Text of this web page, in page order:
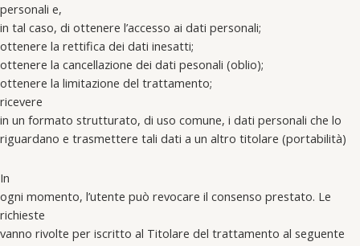
personali e,
in tal caso, di ottenere l’accesso ai dati personali;
ottenere la rettifica dei dati inesatti;
ottenere la cancellazione dei dati pesonali (oblio);
ottenere la limitazione del trattamento;
ricevere
in un formato strutturato, di uso comune, i dati personali che lo
riguardano e trasmettere tali dati a un altro titolare (portabilità)
In
ogni momento, l’utente può revocare il consenso prestato. Le
richieste
vanno rivolte per iscritto al Titolare del trattamento al seguente